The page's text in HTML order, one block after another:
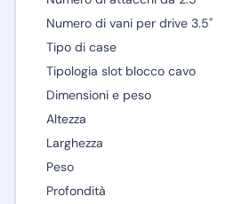
Numero di vani per drive 3.5"
Tipo di case
Tipologia slot blocco cavo
Dimensioni e peso
Altezza
Larghezza
Peso
Profondità